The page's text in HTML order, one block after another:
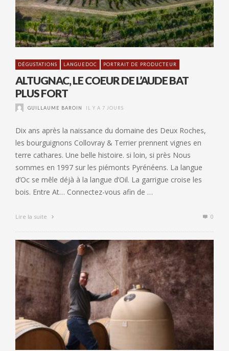
DÉGUSTATIONS LANGUEDOC PORTRAIT DE PRODUCTEUR
ALTUGNAC, LE COEUR DE L’AUDE BAT
PLUS FORT
GUILLAUME BAROIN IL Y A 7 JOURS
Dix ans après la naissance du domaine des Deux Roches,
les bourguignons Collovray & Terrier prennent vignes en
terre cathares. Une belle histoire. si loin, si près Nous
sommes en 1997 sur les piémonts Pyrénéens. La langue
d’Oc se mêle déjà à la langue d’Oil. La garrigue croise les
bois. Entre At… Connectez-vous afin de …
Lire la suite 0